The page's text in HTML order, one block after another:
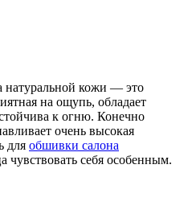
натуральной кожи — это
на ощупь, обладает
к огню. Конечно
очень высокая
для обшивки салона
чувствовать себя особенным.